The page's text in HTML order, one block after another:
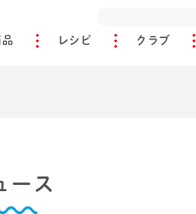
レシピ クラブ
ース